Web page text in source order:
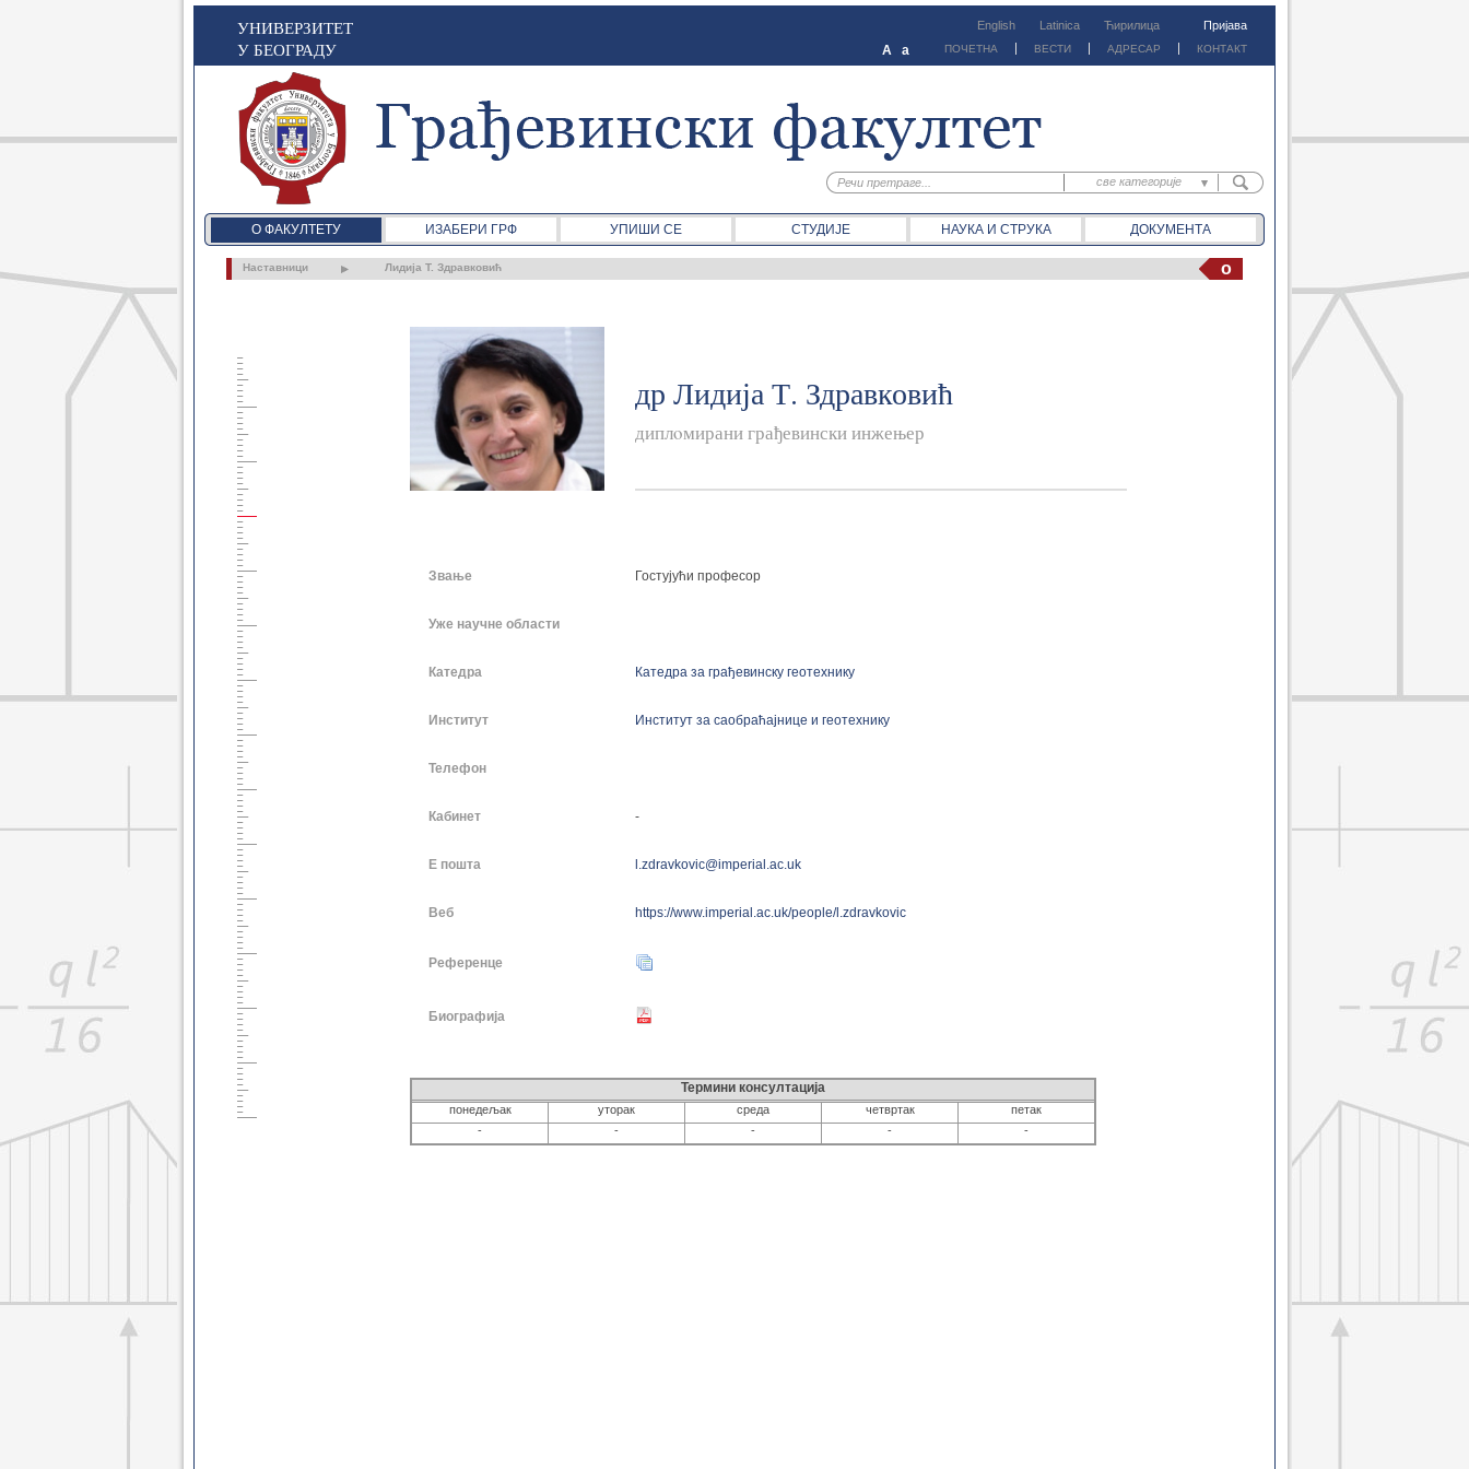
УНИВЕРЗИТЕТ
У БЕОГРАДУ
Пријава
Ћирилица
Latinica
English
КОНТАКТ
АДРЕСАР
ВЕСТИ
ПОЧЕТНА
a
A
све категорије
све категорије
предм. материјали
предм. обавештења
документа
О ФАКУЛТЕТУ ИЗАБЕРИ ГРФ УПИШИ СЕ СТУДИЈЕ НАУКА И СТРУКА ДОКУМЕНТА
Наставници Лидија Т. Здравковић o
др Лидија Т. Здравковић
диплoмирани грађевински инжењер
Звање Гостујући професор
Уже научне области
Катедра Катедра за грађевинску геотехнику
Институт Институт за саобраћајнице и геотехнику
Телефон
Кабинет -
Е пошта l.zdravkovic@imperial.ac.uk
Веб https://www.imperial.ac.uk/people/l.zdravkovic
Референце
Биографија
Термини консултација
понедељак уторак среда четвртак
петак
-
- - - -